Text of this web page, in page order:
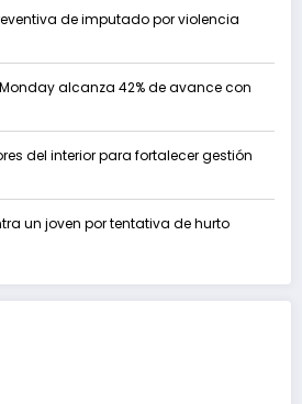
de imputado por violencia
alcanza 42% de avance con
del interior para fortalecer gestión
un joven por tentativa de hurto